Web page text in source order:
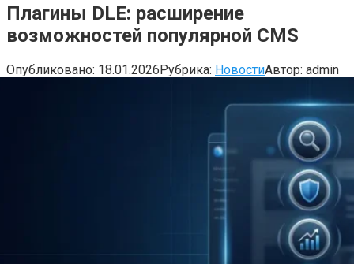
Плагины DLE: расширение
возможностей популярной CMS
Опубликовано: 18.01.2026Рубрика: НовостиАвтор: admin